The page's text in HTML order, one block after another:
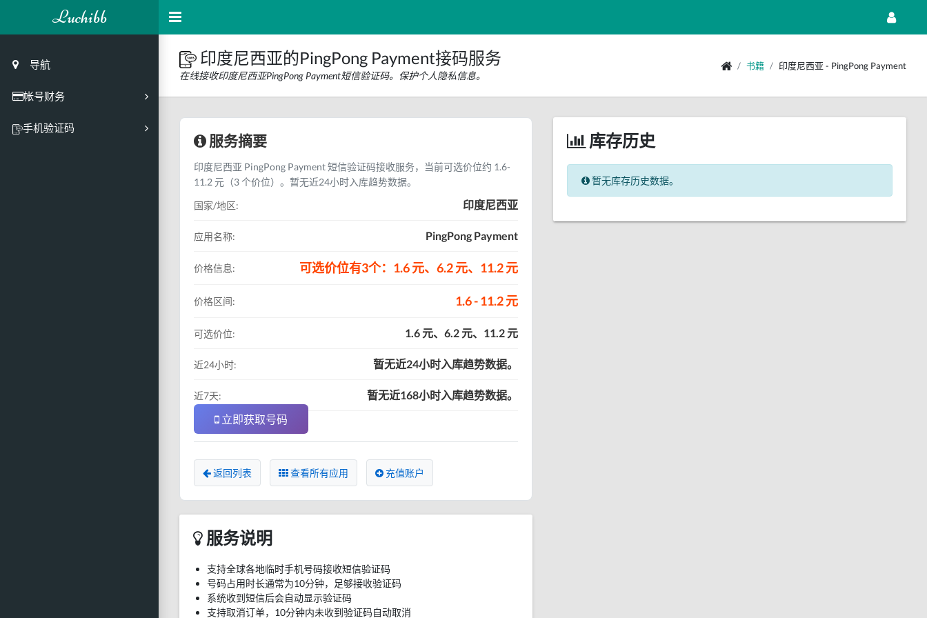
Luchibb
导航
帐号财务
充值
手机验证码
印度尼西亚的PingPong Payment接码服务
在线接收印度尼西亚PingPong Payment短信验证码。保护个人隐私信息。
书籍 印度尼西亚 - PingPong Payment
服务摘要
印度尼西亚 PingPong Payment 短信验证码接收服务，当前可选价位约 1.6-
11.2 元（3 个价位）。暂无近24小时入库趋势数据。
国家/地区:
印度尼西亚
应用名称: PingPong Payment
价格信息: 可选价位有3个：1.6 元、6.2 元、11.2 元
价格区间: 1.6 - 11.2 元
可选价位: 1.6 元、6.2 元、11.2 元
近24小时: 暂无近24小时入库趋势数据。
近7天:
暂无近168小时入库趋势数据。
立即获取号码
返回列表 查看所有应用 充值账户
服务说明
支持全球各地临时手机号码接收短信验证码
号码占用时长通常为10分钟，足够接收验证码
系统收到短信后会自动显示验证码
支持取消订单，10分钟内未收到验证码自动取消
库存历史
暂无库存历史数据。